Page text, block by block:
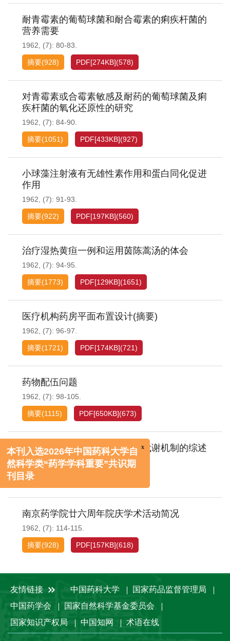
耐青霉素的葡萄球菌和耐合霉素的痢疾杆菌的
营养需要
1962, (7): 80-83.
摘要(928) PDF[274KB](578)
对青霉素或合霉素敏感及耐药的葡萄球菌及痢
疾杆菌的氧化还原性的研究
1962, (7): 84-90.
摘要(1051) PDF[433KB](927)
小球藻注射液有无雄性素作用和蛋白同化促进
作用
1962, (7): 91-93.
摘要(922) PDF[197KB](560)
治疗湿热黄疸一例和运用茵陈蒿汤的体会
1962, (7): 94-95.
摘要(1773) PDF[129KB](1651)
医疗机构药房平面布置设计(摘要)
1962, (7): 96-97.
摘要(1721) PDF[174KB](721)
药物配伍问题
1962, (7): 98-105.
摘要(1115) PDF[650KB](673)
血吸虫的生物化学与药物对糖代谢机制的综述
1962, (7): 106-113.
摘要
南京药学院廿六周年院庆学术活动简况
1962, (7): 114-115.
摘要(928) PDF[157KB](618)
友情链接 中国药科大学
国家药品监督管理局
中国药学会
国家自然科学基金委员会
国家知识产权局
中国知网 术语在线
本刊入选2026年中国药科大学自
然科学类“药学学科重要”共识期
刊目录